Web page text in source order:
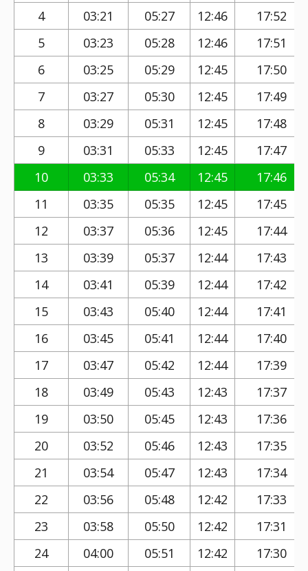
4
03:21 05:27 12:46
17:52
5
03:23 05:28 12:46
17:51
6
03:25 05:29 12:45
17:50
7
03:27 05:30 12:45
17:49
8
03:29 05:31 12:45
17:48
9
03:31 05:33 12:45
17:47
10
03:33 05:34 12:45
17:46
11
03:35 05:35 12:45
17:45
12
03:37 05:36 12:45
17:44
13
03:39 05:37 12:44
17:43
14
03:41 05:39 12:44
17:42
15
03:43 05:40 12:44
17:41
16
03:45 05:41 12:44
17:40
17
03:47 05:42 12:44
17:39
18
03:49 05:43 12:43
17:37
19
03:50 05:45 12:43
17:36
20
03:52 05:46 12:43
17:35
21
03:54 05:47 12:43
17:34
22
03:56 05:48 12:42
17:33
23
03:58 05:50 12:42
17:31
24
04:00 05:51 12:42 17:30